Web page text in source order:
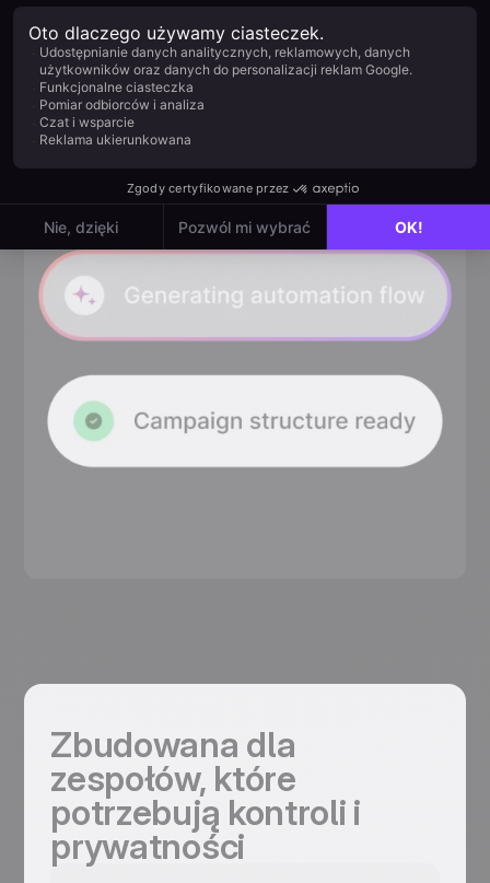
wielokanałową, by dotrzeć do każdego kontaktu
na kanale, z którego naprawdę korzysta. Email,
SMS, WhatsApp, push lub in-app. Koniec z
domysłami.
Zbudowana dla
zespołów, które
potrzebują kontroli i
prywatności